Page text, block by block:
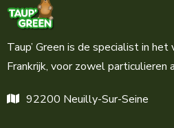
Taup’ Green is de specialist in het
Frankrijk, voor zowel particulieren
92200 Neuilly-Sur-Seine